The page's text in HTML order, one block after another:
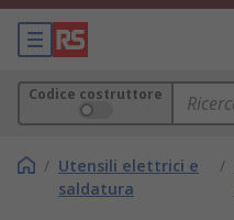
Codice costruttore
/ Utensili elettrici e
saldatura
/